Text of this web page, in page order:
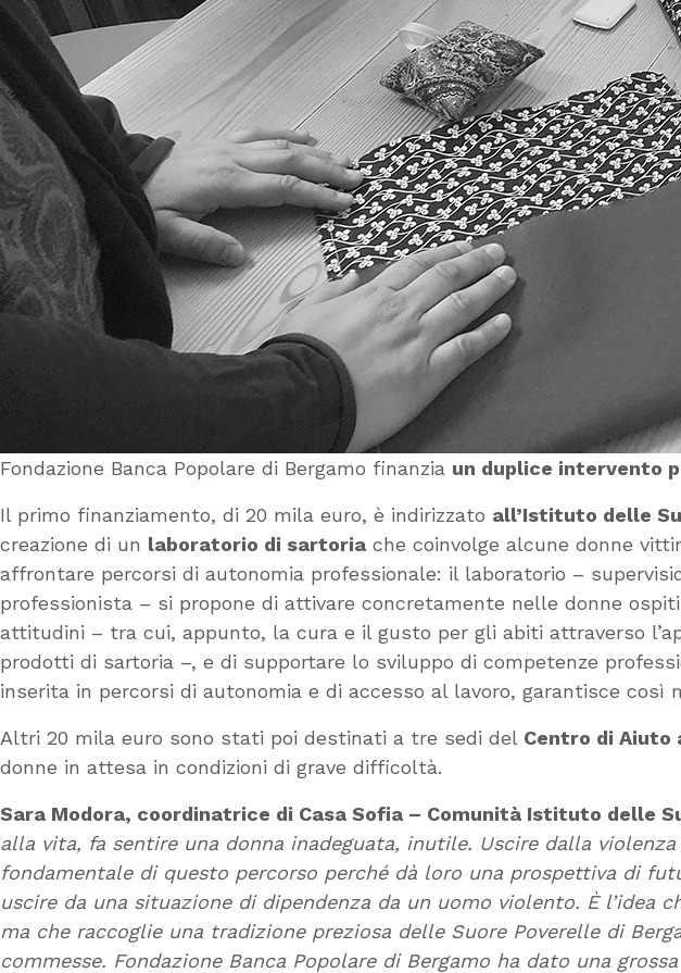
Fondazione Banca Popolare di Bergamo finanzia un duplice intervento
Il primo finanziamento, di 20 mila euro, è indirizzato all’Istituto delle
creazione di un laboratorio di sartoria che coinvolge alcune donne
affrontare percorsi di autonomia professionale: il laboratorio –
professionista – si propone di attivare concretamente nelle donne
attitudini – tra cui, appunto, la cura e il gusto per gli abiti attraverso
prodotti di sartoria –, e di supportare lo sviluppo di competenze
inserita in percorsi di autonomia e di accesso al lavoro, garantisce così
Altri 20 mila euro sono stati poi destinati a tre sedi del Centro di Aiuto
donne in attesa in condizioni di grave difficoltà.
Sara Modora, coordinatrice di Casa Sofia – Comunità Istituto delle
alla vita, fa sentire una donna inadeguata, inutile. Uscire dalla
fondamentale di questo percorso perché dà loro una prospettiva di
uscire da una situazione di dipendenza da un uomo violento. È l’idea
ma che raccoglie una tradizione preziosa delle Suore Poverelle di
commesse. Fondazione Banca Popolare di Bergamo ha dato una